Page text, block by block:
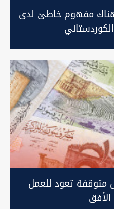
هناك مفهوم خاطئ لدى
متوقفة تعود للعمل